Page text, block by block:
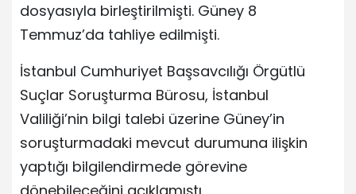
dosyasıyla birleştirilmişti. Güney 8
Temmuz’da tahliye edilmişti.
İstanbul Cumhuriyet Başsavcılığı Örgütlü
Suçlar Soruşturma Bürosu, İstanbul
Valiliği’nin bilgi talebi üzerine Güney’in
soruşturmadaki mevcut durumuna ilişkin
yaptığı bilgilendirmede görevine